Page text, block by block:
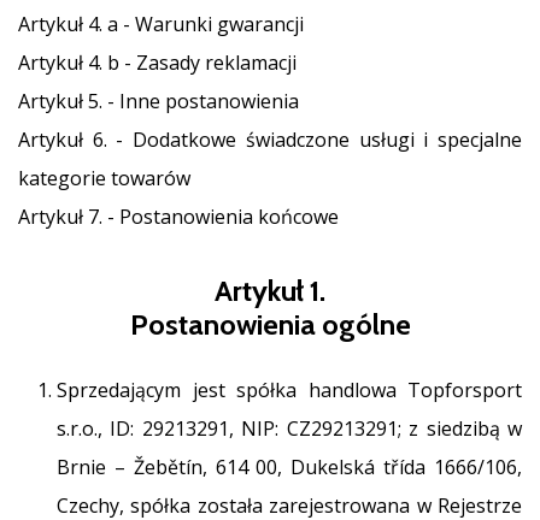
fanem
siatkówki,
tak
jak
my?
do
nas
Pokaż
wszystkie
artykuły
Artykuł 4. a - Warunki gwarancji
Artykuł 4. b - Zasady reklamacji
Artykuł 5. - Inne postanowienia
Artykuł 6. - Dodatkowe świadczone usługi i specjalne
kategorie towarów
Artykuł 7. - Postanowienia końcowe
Artykuł 1.
Postanowienia ogólne
Sprzedającym jest spółka handlowa Topforsport
s.r.o., ID: 29213291, NIP: CZ29213291; z siedzibą w
Brnie – Žebětín, 614 00, Dukelská třída 1666/106,
Czechy, spółka została zarejestrowana w Rejestrze